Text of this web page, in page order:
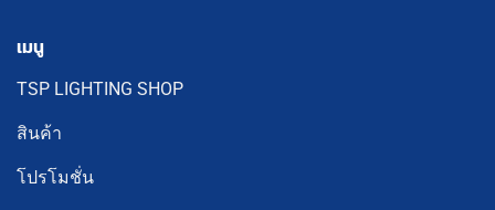
เมนู
TSP LIGHTING SHOP
สินค้า
โปรโมชั่น